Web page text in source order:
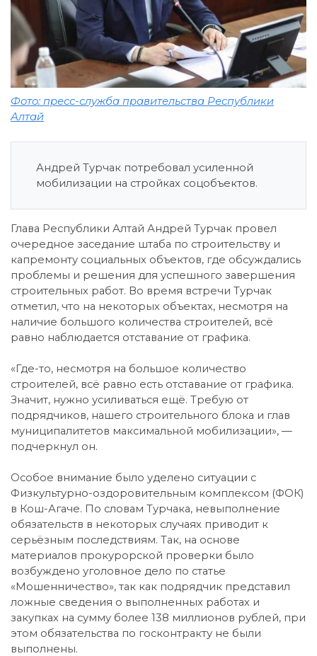
Фото: пресс-служба правительства Республики
Алтай
Андрей Турчак потребовал усиленной
мобилизации на стройках соцобъектов.
Глава Республики Алтай Андрей Турчак провел
очередное заседание штаба по строительству и
капремонту социальных объектов, где обсуждались
проблемы и решения для успешного завершения
строительных работ. Во время встречи Турчак
отметил, что на некоторых объектах, несмотря на
наличие большого количества строителей, всё
равно наблюдается отставание от графика.
«Где-то, несмотря на большое количество
строителей, всё равно есть отставание от графика.
Значит, нужно усиливаться ещё. Требую от
подрядчиков, нашего строительного блока и глав
муниципалитетов максимальной мобилизации», —
подчеркнул он.
Особое внимание было уделено ситуации с
Физкультурно-оздоровительным комплексом (ФОК)
в Кош-Агаче. По словам Турчака, невыполнение
обязательств в некоторых случаях приводит к
серьёзным последствиям. Так, на основе
материалов прокурорской проверки было
возбуждено уголовное дело по статье
«Мошенничество», так как подрядчик представил
ложные сведения о выполненных работах и
закупках на сумму более 138 миллионов рублей, при
этом обязательства по госконтракту не были
выполнены.